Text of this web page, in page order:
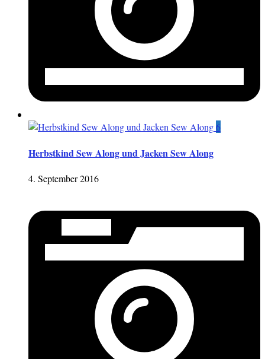
6
Herbstkind Sew Along und Jacken Sew Along
4. September 2016